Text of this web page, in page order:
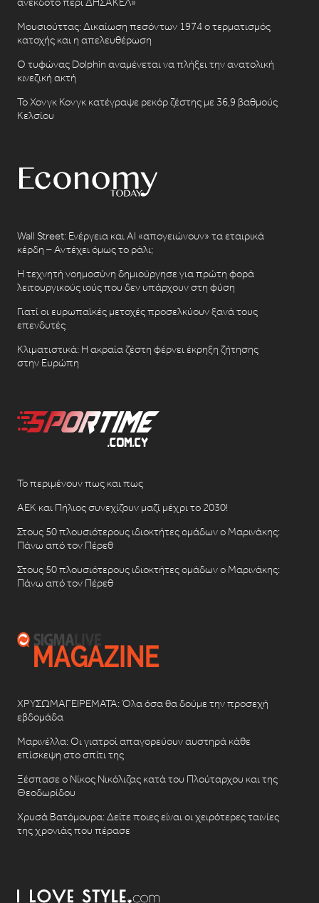
Μουσιούττας: Δικαίωση πεσόντων 1974 ο τερματισμός
κατοχής και η απελευθέρωση
Ο τυφώνας Dolphin αναμένεται να πλήξει την ανατολική
κινεζική ακτή
Το Χονγκ Κονγκ κατέγραψε ρεκόρ ζέστης με 36,9 βαθμούς
Κελσίου
Wall Street: Ενέργεια και AI «απογειώνουν» τα εταιρικά
κέρδη – Αντέχει όμως το ράλι;
Η τεχνητή νοημοσύνη δημιούργησε για πρώτη φορά
λειτουργικούς ιούς που δεν υπάρχουν στη φύση
Γιατί οι ευρωπαϊκές μετοχές προσελκύουν ξανά τους
επενδυτές
Κλιματιστικά: Η ακραία ζέστη φέρνει έκρηξη ζήτησης
στην Ευρώπη
Το περιμένουν πως και πως
ΑΕΚ και Πήλιος συνεχίζουν μαζί μέχρι το 2030!
Στους 50 πλουσιότερους ιδιοκτήτες ομάδων ο Μαρινάκης:
Πάνω από τον Πέρεθ
Στους 50 πλουσιότερους ιδιοκτήτες ομάδων ο Μαρινάκης:
Πάνω από τον Πέρεθ
ΧΡΥΣΩΜΑΓΕΙΡΕΜΑΤΑ: Όλα όσα θα δούμε την προσεχή
εβδομάδα
Μαρινέλλα: Οι γιατροί απαγορεύουν αυστηρά κάθε
επίσκεψη στο σπίτι της
Ξέσπασε ο Νίκος Νικόλιζας κατά του Πλούταρχου και της
Θεοδωρίδου
Χρυσά Βατόμουρα: Δείτε ποιες είναι οι χειρότερες ταινίες
της χρονιάς που πέρασε